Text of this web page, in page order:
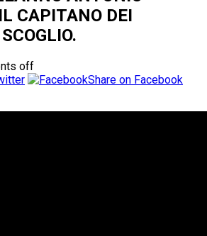
CAPITANO DEI
off
Share on Facebook